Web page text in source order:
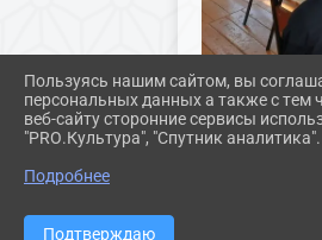
Пользуясь нашим сайтом, вы
персональных данных а также с тем
веб-сайту сторонние сервисы
"PRO.Культура", "Спутник аналитика".
Подробнее
Подтверждаю